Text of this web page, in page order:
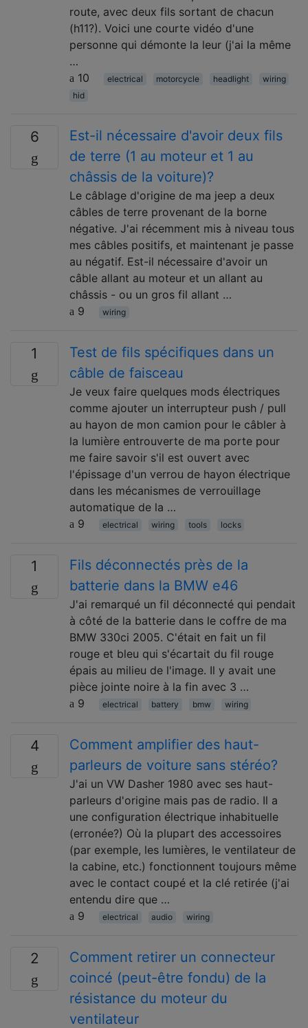
route, avec deux fils sortant de chacun
(h11?). Voici une courte vidéo d'une
personne qui démonte la leur (j'ai la même
…
10
electrical motorcycle headlight
wiring
hid
6
Est-il nécessaire d'avoir deux fils
de terre (1 au moteur et 1 au
châssis de la voiture)?
Le câblage d'origine de ma jeep a deux
câbles de terre provenant de la borne
négative. J'ai récemment mis à niveau tous
mes câbles positifs, et maintenant je passe
au négatif. Est-il nécessaire d'avoir un
câble allant au moteur et un allant au
châssis - ou un gros fil allant …
9
wiring
1
Test de fils spécifiques dans un
câble de faisceau
Je veux faire quelques mods électriques
comme ajouter un interrupteur push / pull
au hayon de mon camion pour le câbler à
la lumière entrouverte de ma porte pour
me faire savoir s'il est ouvert avec
l'épissage d'un verrou de hayon électrique
dans les mécanismes de verrouillage
automatique de la …
9
electrical wiring tools locks
1
Fils déconnectés près de la
batterie dans la BMW e46
J'ai remarqué un fil déconnecté qui pendait
à côté de la batterie dans le coffre de ma
BMW 330ci 2005. C'était en fait un fil
rouge et bleu qui s'écartait du fil rouge
épais au milieu de l'image. Il y avait une
pièce jointe noire à la fin avec 3 …
9
electrical battery bmw wiring
4
Comment amplifier des haut-
parleurs de voiture sans stéréo?
J'ai un VW Dasher 1980 avec ses haut-
parleurs d'origine mais pas de radio. Il a
une configuration électrique inhabituelle
(erronée?) Où la plupart des accessoires
(par exemple, les lumières, le ventilateur de
la cabine, etc.) fonctionnent toujours même
avec le contact coupé et la clé retirée (j'ai
entendu dire que …
9
electrical audio wiring
2
Comment retirer un connecteur
coincé (peut-être fondu) de la
résistance du moteur du
ventilateur